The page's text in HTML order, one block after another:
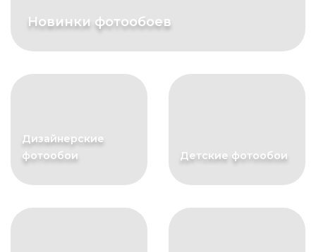
Новинки фотообоев
Дизайнерские
фотообои
Детские фотообои